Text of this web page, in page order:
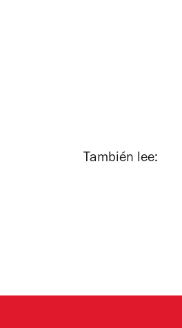
También lee: